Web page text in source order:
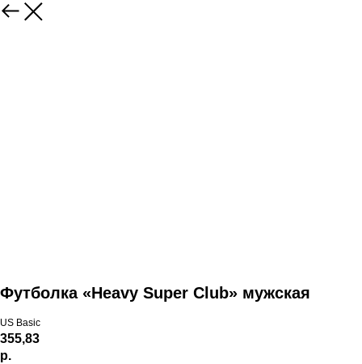
Футболка «Heavy Super Club» мужская
US Basic
355,83
р.